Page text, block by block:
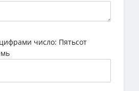
число: Пятьсот